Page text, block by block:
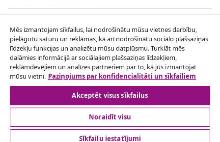
vidaXL
Apskatiet vairāk
Mēs izmantojam sīkfailus, lai nodrošinātu mūsu vietnes darbību,
pielāgotu saturu un reklāmas, kā arī nodrošinātu sociālo plašsaziņas
līdzekļu funkcijas un analizētu mūsu datplūsmu. Turklāt mēs
dalāmies informācijā ar sociālajiem plašsaziņas līdzekļiem,
reklāmdevējiem un analīzes partneriem par to, kā jūs izmantojat
mūsu vietni. Paziņojums par konfidencialitāti un sīkfailiem
Akceptēt visus sīkfailus
Noraidīt visu
Sīkfailu iestatījumi